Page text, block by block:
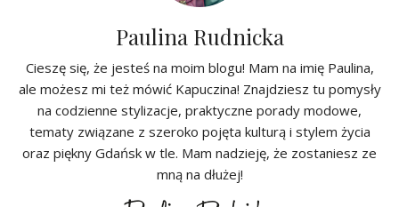
Paulina Rudnicka
Cieszę się, że jesteś na moim blogu! Mam na imię Paulina,
ale możesz mi też mówić Kapuczina! Znajdziesz tu pomysły
na codzienne stylizacje, praktyczne porady modowe,
tematy związane z szeroko pojęta kulturą i stylem życia
oraz piękny Gdańsk w tle. Mam nadzieję, że zostaniesz ze
mną na dłużej!